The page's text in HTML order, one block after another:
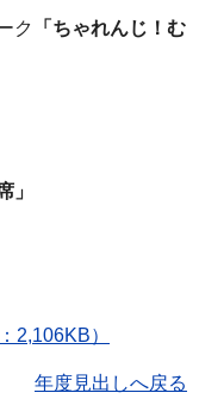
ク
「ちゃれんじ！む
」
2,106KB）
年度見出しへ戻る